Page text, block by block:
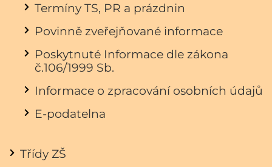
Termíny TS, PR a prázdnin
Povinně zveřejňované informace
Poskytnuté Informace dle zákona
č.106/1999 Sb.
Informace o zpracování osobních údajů
E-podatelna
Třídy ZŠ